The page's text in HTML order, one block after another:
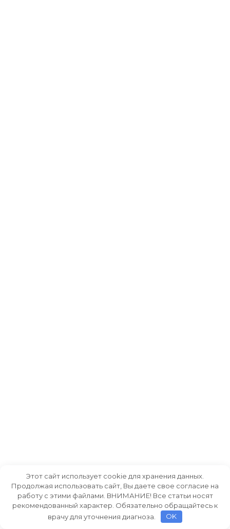
Этот сайт использует cookie для хранения данных.
Продолжая использовать сайт, Вы даете свое согласие на
работу с этими файлами. ВНИМАНИЕ! Все статьи носят
рекомендованный характер. Обязательно обращайтесь к
врачу для уточнения диагноза.
OK